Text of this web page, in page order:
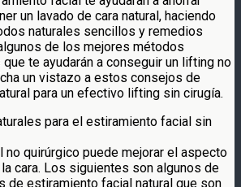
un lavado de cara natural, haciendo
naturales sencillos y remedios
de los mejores métodos
te ayudarán a conseguir un lifting no
un vistazo a estos consejos de
para un efectivo lifting sin cirugía.
para el estiramiento facial sin
no quirúrgico puede mejorar el aspecto
cara. Los siguientes son algunos de
de estiramiento facial natural que son